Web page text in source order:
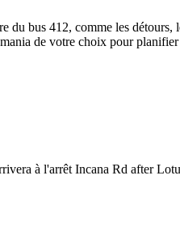
bus 412, comme les détours,
de votre choix pour
à l'arrêt Incana Rd after